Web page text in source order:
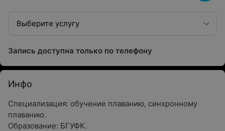
Выберите услугу
Запись доступна только по телефону
Инфо
Специализация: обучение плаванию, синхронному
плаванию.
Образование: БГУФК.